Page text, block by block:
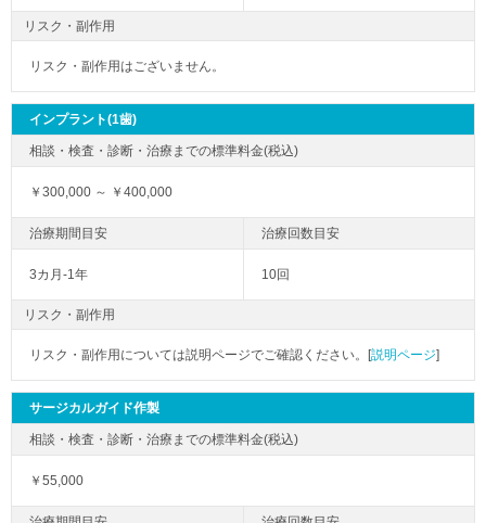
リスク・副作用
リスク・副作用はございません。
インプラント(1歯)
￥300,000 ～ ￥400,000
3カ月-1年 10回
リスク・副作用
リスク・副作用については説明ページでご確認ください。[説明ページ]
サージカルガイド作製
￥55,000